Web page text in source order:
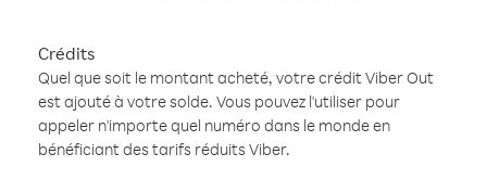
Crédits
Quel que soit le montant acheté, votre crédit Viber Out
est ajouté à votre solde. Vous pouvez l'utiliser pour
appeler n'importe quel numéro dans le monde en
bénéficiant des tarifs réduits Viber.